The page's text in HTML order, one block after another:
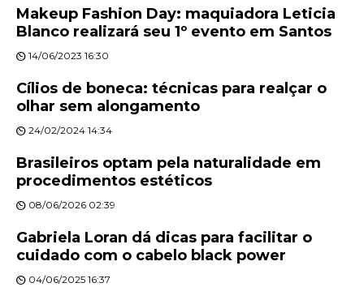
Makeup Fashion Day: maquiadora Leticia
Blanco realizará seu 1º evento em Santos
14/06/2023 16:30
Cílios de boneca: técnicas para realçar o
olhar sem alongamento
24/02/2024 14:34
Brasileiros optam pela naturalidade em
procedimentos estéticos
08/06/2026 02:39
Gabriela Loran dá dicas para facilitar o
cuidado com o cabelo black power
04/06/2025 16:37